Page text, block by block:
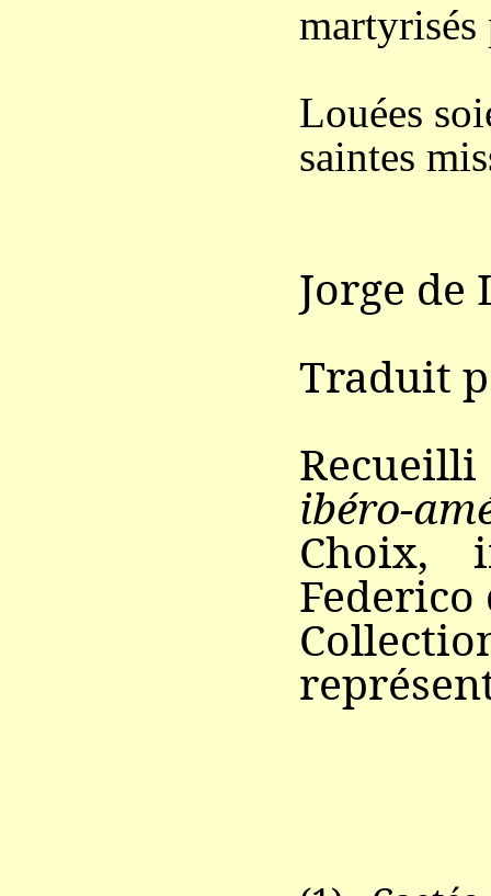
martyrisés
Louées
saintes
Jorge de
Traduit
ibéro-
Choix,
Federico